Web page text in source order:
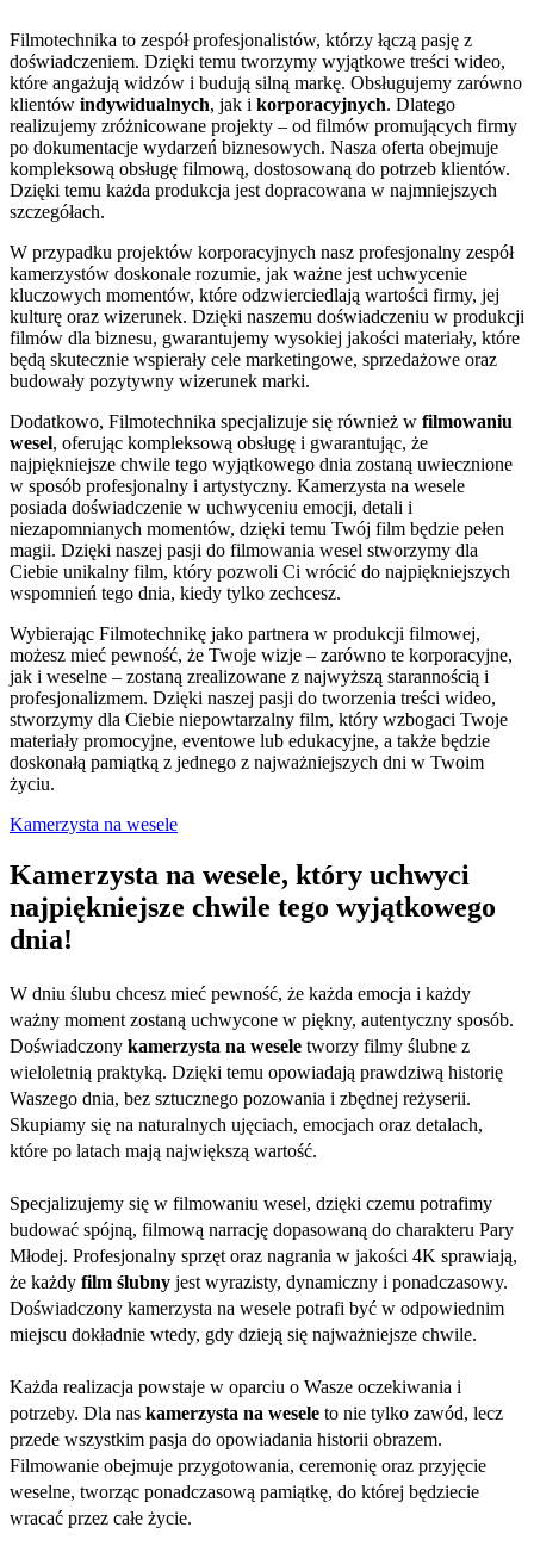
Filmotechnika to zespół profesjonalistów, którzy łączą pasję z
doświadczeniem. Dzięki temu tworzymy wyjątkowe treści wideo,
które angażują widzów i budują silną markę. Obsługujemy zarówno
klientów indywidualnych, jak i korporacyjnych. Dlatego
realizujemy zróżnicowane projekty – od filmów promujących firmy
po dokumentacje wydarzeń biznesowych. Nasza oferta obejmuje
kompleksową obsługę filmową, dostosowaną do potrzeb klientów.
Dzięki temu każda produkcja jest dopracowana w najmniejszych
szczegółach.
W przypadku projektów korporacyjnych nasz profesjonalny zespół
kamerzystów doskonale rozumie, jak ważne jest uchwycenie
kluczowych momentów, które odzwierciedlają wartości firmy, jej
kulturę oraz wizerunek. Dzięki naszemu doświadczeniu w produkcji
filmów dla biznesu, gwarantujemy wysokiej jakości materiały, które
będą skutecznie wspierały cele marketingowe, sprzedażowe oraz
budowały pozytywny wizerunek marki.
Dodatkowo, Filmotechnika specjalizuje się również w filmowaniu
wesel, oferując kompleksową obsługę i gwarantując, że
najpiękniejsze chwile tego wyjątkowego dnia zostaną uwiecznione
w sposób profesjonalny i artystyczny. Kamerzysta na wesele
posiada doświadczenie w uchwyceniu emocji, detali i
niezapomnianych momentów, dzięki temu Twój film będzie pełen
magii. Dzięki naszej pasji do filmowania wesel stworzymy dla
Ciebie unikalny film, który pozwoli Ci wrócić do najpiękniejszych
wspomnień tego dnia, kiedy tylko zechcesz.
Wybierając Filmotechnikę jako partnera w produkcji filmowej,
możesz mieć pewność, że Twoje wizje – zarówno te korporacyjne,
jak i weselne – zostaną zrealizowane z najwyższą starannością i
profesjonalizmem. Dzięki naszej pasji do tworzenia treści wideo,
stworzymy dla Ciebie niepowtarzalny film, który wzbogaci Twoje
materiały promocyjne, eventowe lub edukacyjne, a także będzie
doskonałą pamiątką z jednego z najważniejszych dni w Twoim
życiu.
Kamerzysta na wesele
Kamerzysta na wesele, który uchwyci
najpiękniejsze chwile tego wyjątkowego
dnia!
W dniu ślubu chcesz mieć pewność, że każda emocja i każdy
ważny moment zostaną uchwycone w piękny, autentyczny sposób.
Doświadczony kamerzysta na wesele tworzy filmy ślubne z
wieloletnią praktyką. Dzięki temu opowiadają prawdziwą historię
Waszego dnia, bez sztucznego pozowania i zbędnej reżyserii.
Skupiamy się na naturalnych ujęciach, emocjach oraz detalach,
które po latach mają największą wartość.
Specjalizujemy się w filmowaniu wesel, dzięki czemu potrafimy
budować spójną, filmową narrację dopasowaną do charakteru Pary
Młodej. Profesjonalny sprzęt oraz nagrania w jakości 4K sprawiają,
że każdy film ślubny jest wyrazisty, dynamiczny i ponadczasowy.
Doświadczony kamerzysta na wesele potrafi być w odpowiednim
miejscu dokładnie wtedy, gdy dzieją się najważniejsze chwile.
Każda realizacja powstaje w oparciu o Wasze oczekiwania i
potrzeby. Dla nas kamerzysta na wesele to nie tylko zawód, lecz
przede wszystkim pasja do opowiadania historii obrazem.
Filmowanie obejmuje przygotowania, ceremonię oraz przyjęcie
weselne, tworząc ponadczasową pamiątkę, do której będziecie
wracać przez całe życie.